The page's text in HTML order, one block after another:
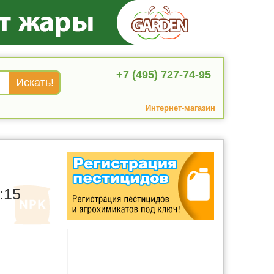
+7 (495) 727-74-95
Интернет-магазин